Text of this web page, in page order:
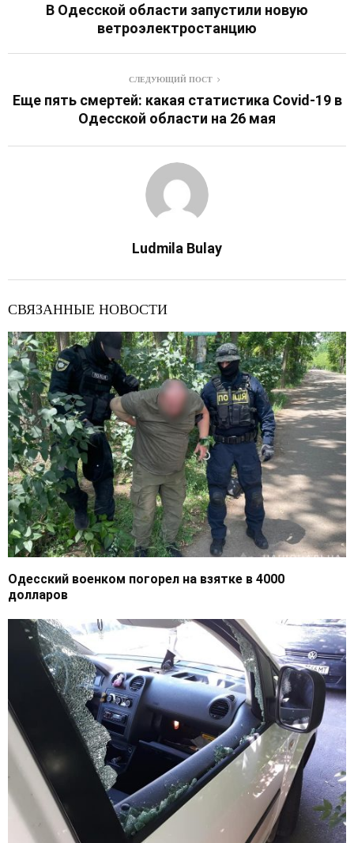
В Одесской области запустили новую
ветроэлектростанцию
СЛЕДУЮЩИЙ ПОСТ
Еще пять смертей: какая статистика Covid-19 в
Одесской области на 26 мая
Ludmila Bulay
СВЯЗАННЫЕ НОВОСТИ
Одесский военком погорел на взятке в 4000
долларов